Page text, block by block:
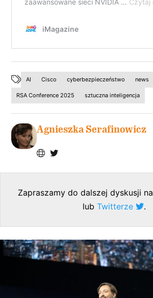
AI Cisco cyberbezpieczeństwo news
RSA Conference 2025 sztuczna inteligencja
Agnieszka Serafinowicz
Zapraszamy do dalszej dyskusji na
lub Twitterze .